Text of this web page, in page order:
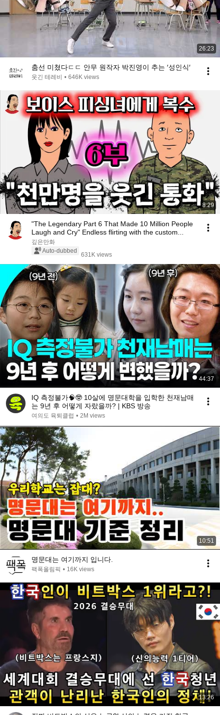
26:23
춤선 미쳤다ㄷㄷ 안무 원작자 박진영이 추는 ′성인식′
웃긴 테레비 • 646K views
8:29
"The Legendary Part 6 That Made 10 Million People
Laugh and Cry" Endless flirting with the custom...
깊은만화
Auto-dubbed
631K views
44:37
IQ 측정불가🧠🤓 10살에 명문대학을 입학한 천재남매
는 9년 후 어떻게 자랐을까? | KBS 방송
여의도 육퇴클럽 • 2M views
10:51
명문대는 여기까지 입니다.
팩폭올림픽 • 16K views
13:26